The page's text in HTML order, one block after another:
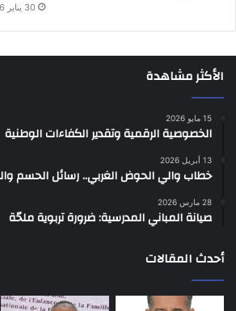
30 يناير 2026
الأكثر مشاهدة
15 مايو 2026
الخصوصية الرقمية وتقدير الكفاءات الوطنية
13 أبريل 2026
خطاب والي الحوض الغربي.. رسائل الحسم
28 مارس 2026
صيانة المباني المدرسية: ضرورة تربوية ملحّة
أحدث المقالات